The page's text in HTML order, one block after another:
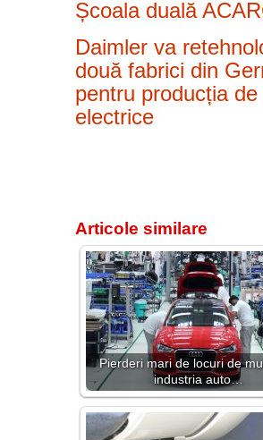
Școala duală
Daimler va
două fabrici din
pentru producția de
electrice
Articole similare
Pierderi mari de locuri de
industria auto…